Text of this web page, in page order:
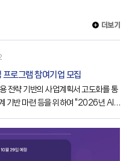
더보기
로그램 참여기업 모집
전략 기반의 사업계획서 고도화를 통
기반 마련 등을 위하여 "2026년 AI
융복합 사업계획서 컨설팅 프로그램
화) ~ 2026.08.14.(금) 15:00까
가 경기도 소재라. 선정기업 수○ 6